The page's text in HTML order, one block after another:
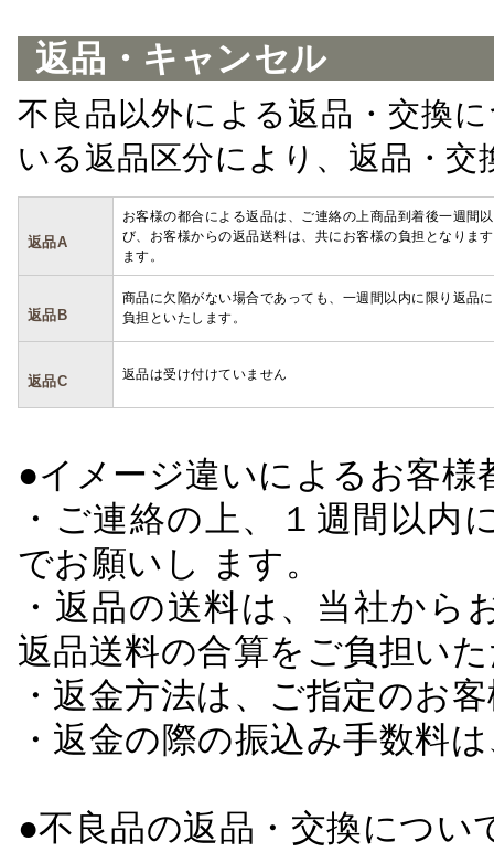
返品・キャンセル
不良品以外による返品・交換
いる返品区分により、返品・
返品A
お客様の都合による返品は、ご連絡の上商品到着後一週間
び、お客様からの返品送料は、共にお客様の負担となりま
ます。
返品B
商品に欠陥がない場合であっても、一週間以内に限り返品
負担といたします。
返品C 返品は受け付けていません
●イメージ違いによるお客
・ご連絡の上、１週間以
でお願いし ます。
・返品の送料は、当社か
返品送料の合算をご負担い
・返金方法は、ご指定のお
・返金の際の振込み手数料
●不良品の返品・交換につい